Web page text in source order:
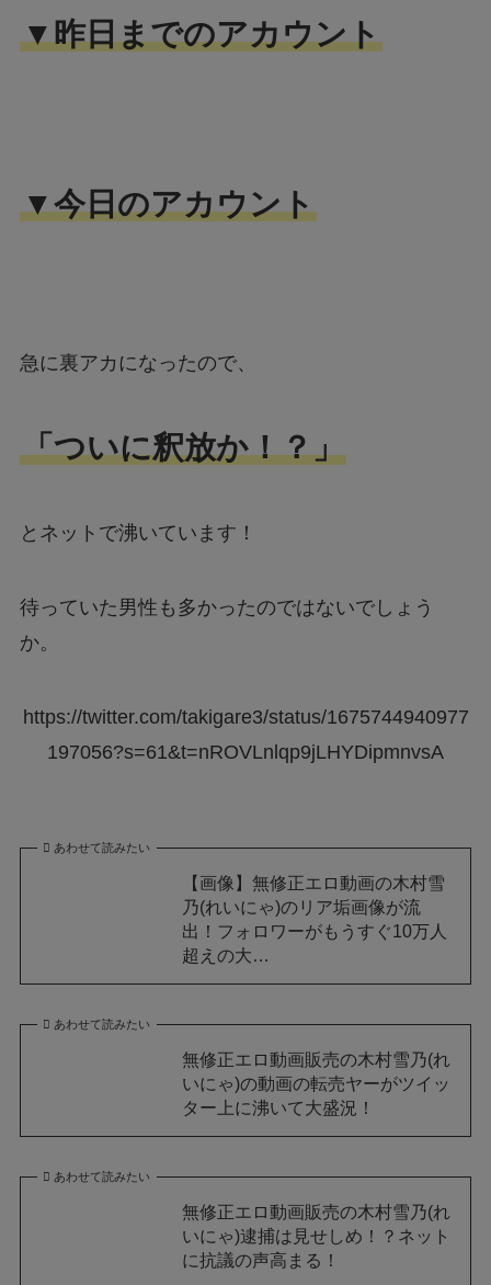
▼昨日までのアカウント
▼今日のアカウント
急に裏アカになったので、
「ついに釈放か！？」
とネットで沸いています！
待っていた男性も多かったのではないでしょう
か。
https://twitter.com/takigare3/status/1675744940977
197056?s=61&t=nROVLnlqp9jLHYDipmnvsA
あわせて読みたい
【画像】無修正エロ動画の木村雪
乃(れいにゃ)のリア垢画像が流
出！フォロワーがもうすぐ10万人
超えの大…
あわせて読みたい
無修正エロ動画販売の木村雪乃(れ
いにゃ)の動画の転売ヤーがツイッ
ター上に沸いて大盛況！
あわせて読みたい
無修正エロ動画販売の木村雪乃(れ
いにゃ)逮捕は見せしめ！？ネット
に抗議の声高まる！